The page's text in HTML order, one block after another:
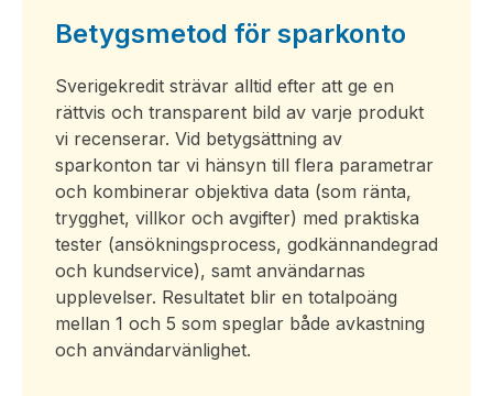
Betygsmetod för sparkonto
Sverigekredit strävar alltid efter att ge en
rättvis och transparent bild av varje produkt
vi recenserar. Vid betygsättning av
sparkonton tar vi hänsyn till flera parametrar
och kombinerar objektiva data (som ränta,
trygghet, villkor och avgifter) med praktiska
tester (ansökningsprocess, godkännandegrad
och kundservice), samt användarnas
upplevelser. Resultatet blir en totalpoäng
mellan 1 och 5 som speglar både avkastning
och användarvänlighet.